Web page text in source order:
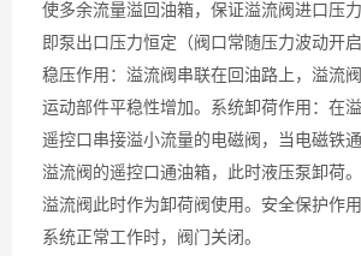
使多余流量溢回油箱，保证溢流阀进口压力
即泵出口压力恒定（阀口常随压力波动开启
稳压作用：溢流阀串联在回油路上，溢流阀
运动部件平稳性增加。系统卸荷作用：在
遥控口串接溢小流量的电磁阀，当电磁铁通
溢流阀的遥控口通油箱，此时液压泵卸荷。
溢流阀此时作为卸荷阀使用。安全保护作用
系统正常工作时，阀门关闭。